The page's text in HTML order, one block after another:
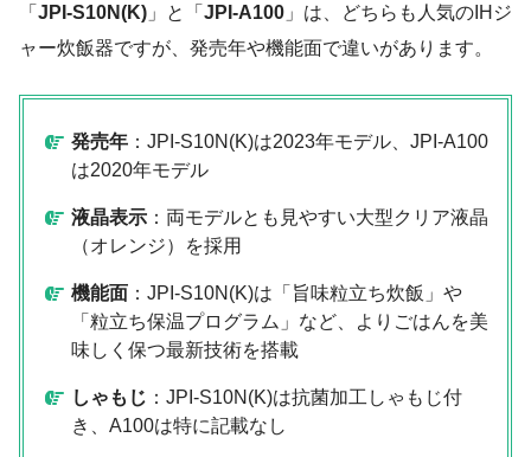
「 JPI-S10N(K) 」と「 JPI-A100 」は、どちらも人気のIHジ
ャー炊飯器ですが、発売年や機能面で違いがあります。
発売年 ：JPI-S10N(K)は2023年モデル、JPI-A100
は2020年モデル
液晶表示 ：両モデルとも見やすい大型クリア液晶
（オレンジ）を採用
機能面 ：JPI-S10N(K)は「旨味粒立ち炊飯」や
「粒立ち保温プログラム」など、よりごはんを美
味しく保つ最新技術を搭載
しゃもじ ：JPI-S10N(K)は抗菌加工しゃもじ付
き、A100は特に記載なし